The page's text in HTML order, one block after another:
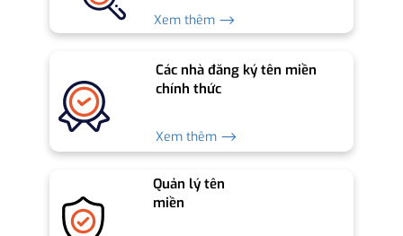
Xem thêm ⟶
Các nhà đăng ký tên miền
chính thức
Xem thêm ⟶
Quản lý tên
miền